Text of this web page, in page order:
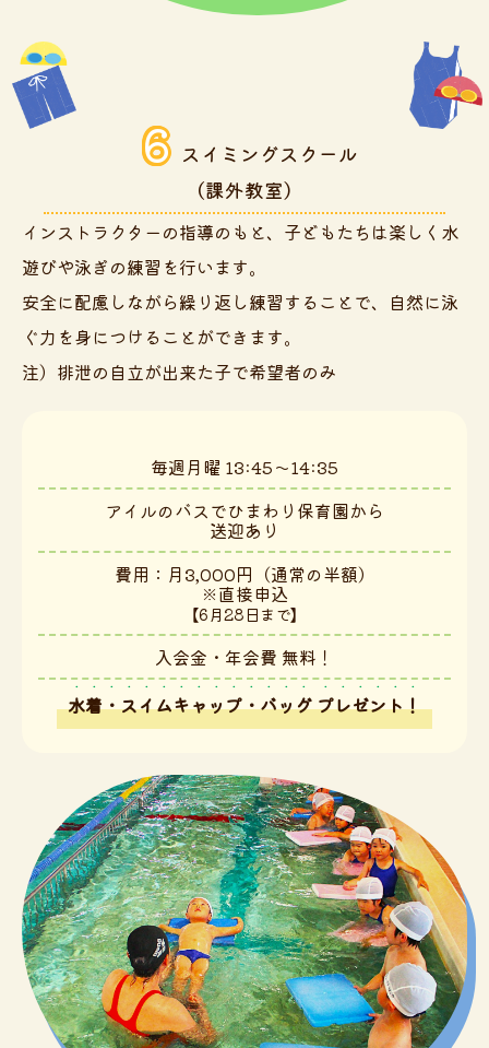
6 スイミングスクール
（課外教室）
インストラクターの指導のもと、子どもたちは楽しく水
遊びや泳ぎの練習を行います。
安全に配慮しながら繰り返し練習することで、自然に泳
ぐ力を身につけることができます。
注）排泄の自立が出来た子で希望者のみ
毎週月曜 13:45～14:35
アイルのバスでひまわり保育園から
送迎あり
費用：月3,000円（通常の半額）
※直接申込
【6月28日まで】
入会金・年会費 無料！
水着・スイムキャップ・バッグプレゼント！